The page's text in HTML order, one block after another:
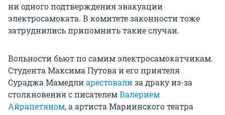
ни одного подтверждения эвакуации
электросамоката. В комитете законности тоже
затруднились припомнить такие случаи.
Вольности бьют по самим электросамокатчикам.
Студента Максима Путова и его приятеля
Сураджа Мамедлиарестовализа драку из-за
столкновения с писателемВалерием
Айрапетяном, а артиста Мариинского театра